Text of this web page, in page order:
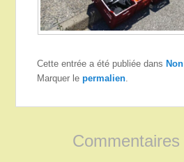
Cette entrée a été publiée dans
Marquer lepermalien.